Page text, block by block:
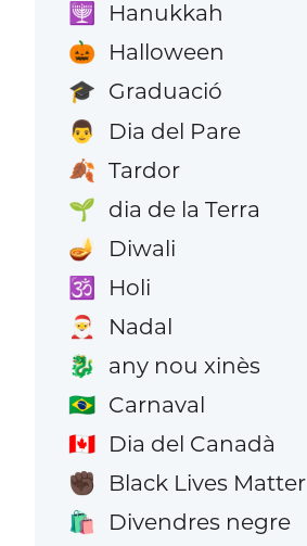
🕎 Hanukkah
🎃 Halloween
🎓 Graduació
👨 Dia del Pare
🍂 Tardor
🌱 dia de la Terra
🪔 Diwali
🕉️ Holi
🎅 Nadal
🐉 any nou xinès
🇧🇷 Carnaval
🇨🇦 Dia del Canadà
✊🏿 Black Lives Matter
🛍️ Divendres negre